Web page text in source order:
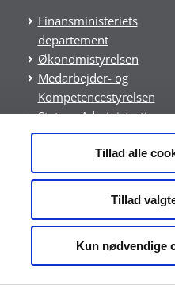
Tillad alle
Tillad
Kun nødvendige
Finansministeriets
departement
Økonomistyrelsen
Medarbejder- og
Kompetencestyrelsen
Statens Administration
Statens It